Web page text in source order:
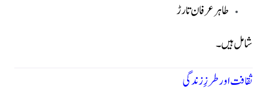
طاہر عرفان تارڑ
شامل ہیں۔
ثقافت اور طرزِ زندگی